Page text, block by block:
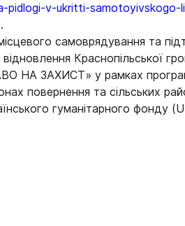
v-ukritti-samotoyivskogo-
самоврядування та
Краснопільської
НА ЗАХИСТ» у рамках
повернення та сільських
гуманітарного фонду